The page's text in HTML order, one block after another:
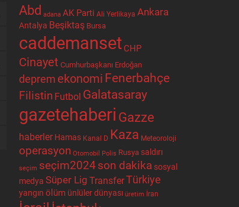
Abd adana AK Parti Ali Yerlikaya Ankara
Antalya Beşiktaş Bursa
caddemanset CHP
Cinayet Cumhurbaşkanı Erdoğan
deprem ekonomiFenerbahçe
FilistinFutbol Galatasaray
gazetehaberi Gazze
haberler Hamas Kanal D Kaza Meteoroloji
operasyon Otomobil Polis Rusya saldırı
seçim seçim2024son dakika sosyal
medya Süper LigTransferTürkiye
yangın ölüm ünlüler dünyası üretim İran